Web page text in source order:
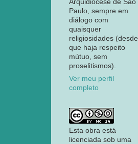
Arquidiocese de São
Paulo, sempre em
diálogo com
quaisquer
religiosidades (desde
que haja respeito
mútuo, sem
proselitismos).
Ver meu perfil
completo
Esta obra está
licenciada sob uma